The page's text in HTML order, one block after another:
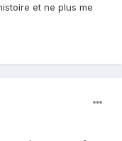
et ne plus me